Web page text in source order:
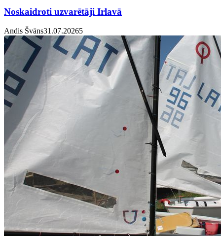
Noskaidroti uzvarētāji Irlavā
Andis Švāns31.07.20265